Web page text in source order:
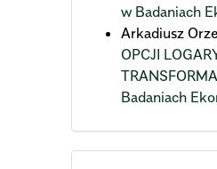
w Badaniach
Arkadiusz
OPCJI
Badaniach